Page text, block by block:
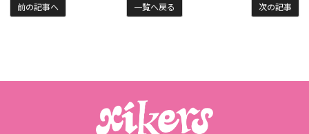
次の記事
一覧へ戻る
前の記事へ